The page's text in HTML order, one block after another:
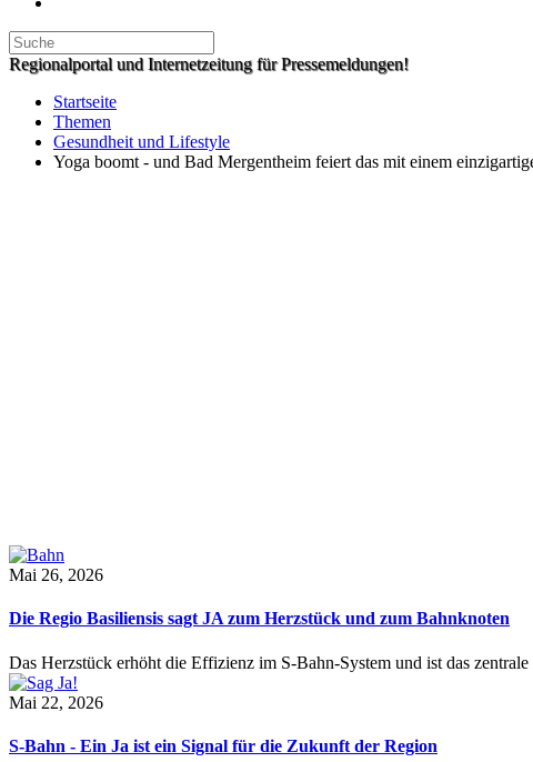
Regionalportal und Internetzeitung für Pressemeldungen!
Startseite
Themen
Gesundheit und Lifestyle
Yoga boomt - und Bad Mergentheim feiert das mit einem
Mai 26, 2026
Die Regio Basiliensis sagt JA zum Herzstück und zum Bahnknoten
Das Herzstück erhöht die Effizienz im S-Bahn-System und ist das
Mai 22, 2026
S-Bahn - Ein Ja ist ein Signal für die Zukunft der Region